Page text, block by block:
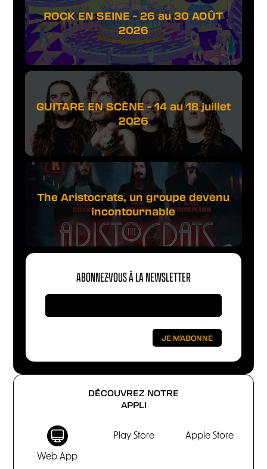
DÉCOUVREZ NOTRE
APPLI
Web App
Play Store Apple Store
ROCK EN SEINE - 26 au 30 AOÛT
2026
GUITARE EN SCÈNE - 14 au 18 juillet
2026
The Aristocrats, un groupe devenu
incontournable
ABONNEZ-VOUS À LA NEWSLETTER